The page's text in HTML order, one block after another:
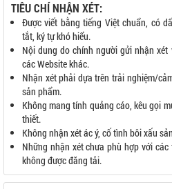
TIÊU CHÍ NHẬN XÉT:
Được viết bằng tiếng Việt chuẩn, có
tắt, ký tự khó hiểu.
Nội dung do chính người gửi nhận
các Website khác.
Nhận xét phải dựa trên trải nghiệm/
sản phẩm.
Không mang tính quảng cáo, kêu gọi
thiết.
Không nhận xét ác ý, cố tình bôi xấu
Những nhận xét chưa phù hợp với
không được đăng tải.